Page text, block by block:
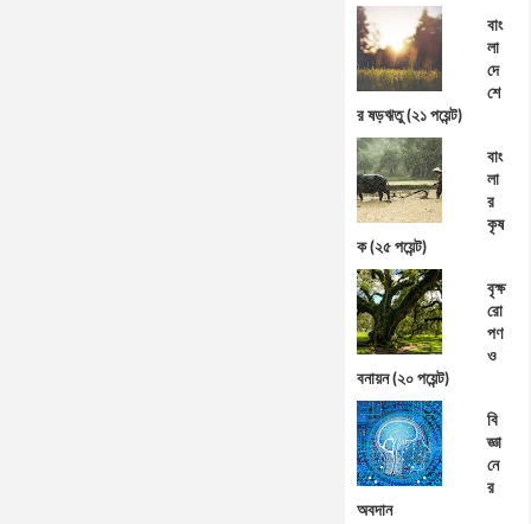
বাং
লা
দে
শে
র ষড়ঋতু (২১ পয়েন্ট)
বাং
লা
র
কৃষ
ক (২৫ পয়েন্ট)
বৃক্ষ
রো
পণ
ও
বনায়ন (২০ পয়েন্ট)
বি
জ্ঞা
নে
র
অবদান